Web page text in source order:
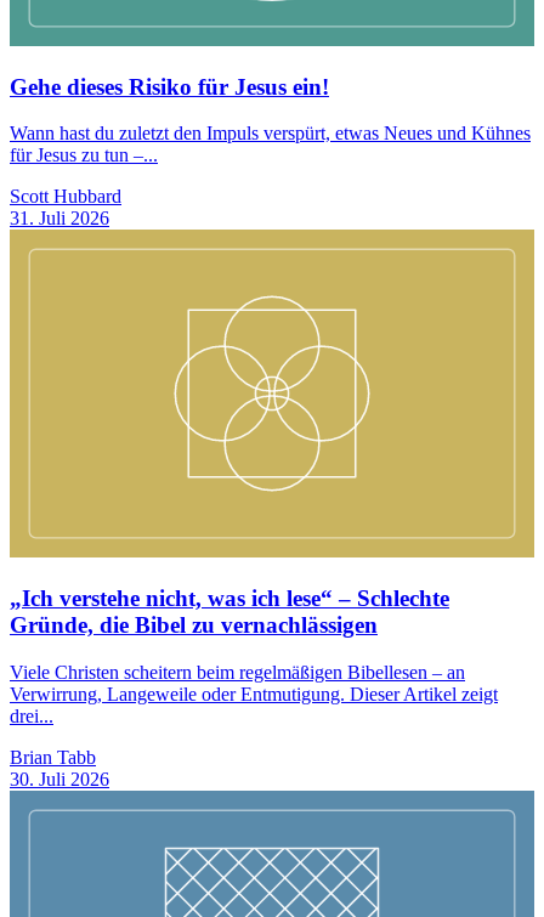
Gehe dieses Risiko für Jesus ein!
Wann hast du zuletzt den Impuls verspürt, etwas Neues und Kühnes
für Jesus zu tun –...
Scott Hubbard
31. Juli 2026
„Ich verstehe nicht, was ich lese“ – Schlechte
Gründe, die Bibel zu vernachlässigen
Viele Christen scheitern beim regelmäßigen Bibellesen – an
Verwirrung, Langeweile oder Entmutigung. Dieser Artikel zeigt
drei...
Brian Tabb
30. Juli 2026